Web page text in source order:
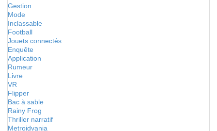
Gestion
Mode
Inclassable
Football
Jouets connectés
Enquête
Application
Rumeur
Livre
VR
Flipper
Bac à sable
Rainy Frog
Thriller narratif
Metroidvania